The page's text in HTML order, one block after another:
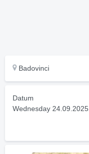
Badovinci
Datum
Wednesday 24.09.2025.